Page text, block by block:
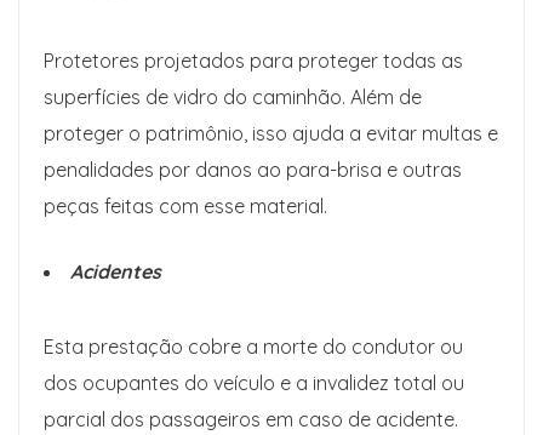
Protetores projetados para proteger todas as
superfícies de vidro do caminhão. Além de
proteger o patrimônio, isso ajuda a evitar multas e
penalidades por danos ao para-brisa e outras
peças feitas com esse material.
Acidentes
Esta prestação cobre a morte do condutor ou
dos ocupantes do veículo e a invalidez total ou
parcial dos passageiros em caso de acidente.